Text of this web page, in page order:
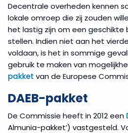
Decentrale overheden kennen
lokale omroep die zij zouden
het lastig zijn om een geschikte
stellen. Indien niet aan het
voldaan, is het in sommige
gebruik te maken van
pakket van de Europese
DAEB-pakket
De Commissie heeft in 2012 een
Almunia-pakket’) vastgesteld.